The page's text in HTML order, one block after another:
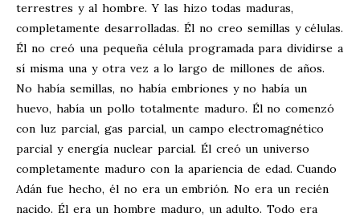
terrestres y al hombre. Y las hizo todas maduras,
completamente desarrolladas. Él no creo semillas y células.
Él no creó una pequeña célula programada para dividirse a
sí misma una y otra vez a lo largo de millones de años.
No había semillas, no había embriones y no había un
huevo, había un pollo totalmente maduro. Él no comenzó
con luz parcial, gas parcial, un campo electromagnético
parcial y energía nuclear parcial. Él creó un universo
completamente maduro con la apariencia de edad. Cuando
Adán fue hecho, él no era un embrión. No era un recién
nacido. Él era un hombre maduro, un adulto. Todo era